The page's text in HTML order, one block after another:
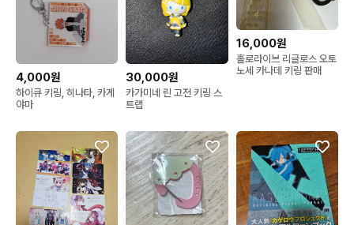
4,000원
하이큐 키링, 히나타, 카게
야마
30,000원
카가미네 린 고전 키링 스
트랩
16,000원
홀로라이브 리글로스 오토
노세 카나데 키링 판매